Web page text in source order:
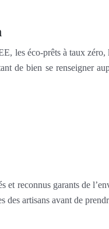
les éco-prêts à taux
de bien se renseigner
reconnus garants de
artisans avant de